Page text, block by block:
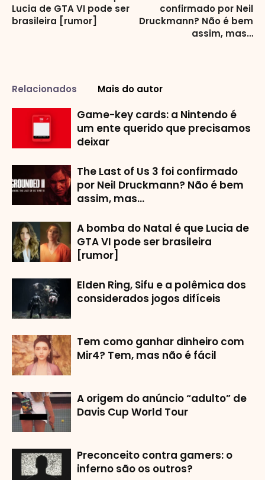
Lucia de GTA VI pode ser
brasileira [rumor]
confirmado por Neil
Druckmann? Não é bem
assim, mas…
Relacionados Mais do autor
Game-key cards: a Nintendo é
um ente querido que precisamos
deixar
The Last of Us 3 foi confirmado
por Neil Druckmann? Não é bem
assim, mas…
A bomba do Natal é que Lucia de
GTA VI pode ser brasileira
[rumor]
Elden Ring, Sifu e a polêmica dos
considerados jogos difíceis
Tem como ganhar dinheiro com
Mir4? Tem, mas não é fácil
A origem do anúncio “adulto” de
Davis Cup World Tour
Preconceito contra gamers: o
inferno são os outros?